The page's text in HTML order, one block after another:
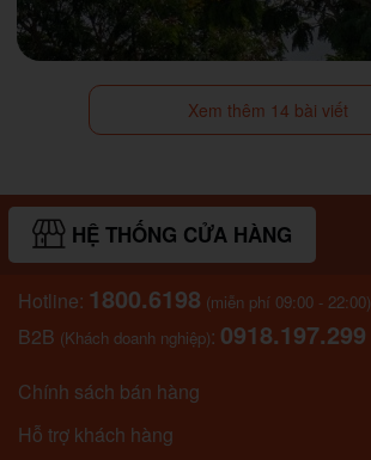
Xem thêm 14 bài viết
HỆ THỐNG CỬA HÀNG
Hotline: 1800.6198 (miễn phí 09:00 - 22:00)
B2B (Khách doanh nghiệp): 0918.197.299
Chính sách bán hàng
Hỗ trợ khách hàng